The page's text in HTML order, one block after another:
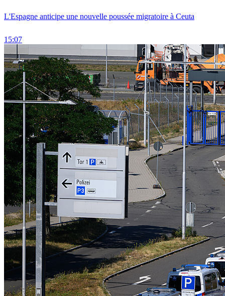
L'Espagne anticipe une nouvelle poussée migratoire à Ceuta
15:07